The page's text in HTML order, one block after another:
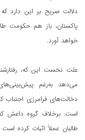
دلالت صریح بر این دارد
پاکستان، باز هم حکومت
خواهد آورد.
علت نخست این که،
می‌دهد به‌رغم
دخالت‌های فرامرزی اجتناب
است. برخلاف گروه داعش که
طالبان عملاً اثبات کرده